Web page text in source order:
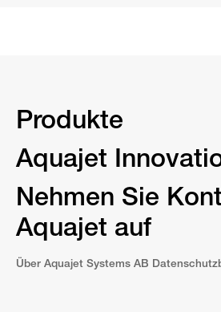
Produkte
Aquajet
Nehmen Sie
Aquajet auf
Über Aquajet Systems AB